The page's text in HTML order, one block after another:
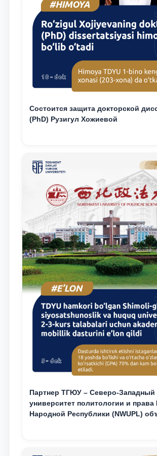
Состоится защита докторской
(PhD) Рузигул Xoжиевой
Партнер ТГЮУ – Северо-Западный
университет политологии и права
Народной Республики (NWUPL)
программу академической